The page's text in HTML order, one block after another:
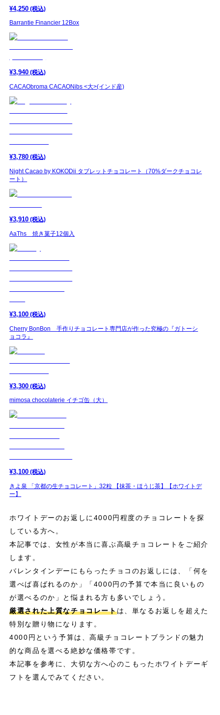
¥4,250 (税込)
Barrantie Financier 12Box
¥3,940 (税込)
CACAObroma CACAONibs <大>(インド産)
¥3,780 (税込)
Night Cacao by KOKODii タブレットチョコレート（70%ダークチョコレ
ート）
¥3,910 (税込)
AaThs 焼き菓子12個入
¥3,100 (税込)
Cherry BonBon 手作りチョコレート専門店が作った究極の『ガトーシ
ョコラ』
¥3,300 (税込)
mimosa chocolaterie イチゴ缶（大）
¥3,100 (税込)
きよ泉 「京都の生チョコレート」32粒 【抹茶・ほうじ茶】【ホワイトデ
ー】
ホワイトデーのお返しに4000円程度のチョコレートを探
している方へ。
本記事では、女性が本当に喜ぶ高級チョコレートをご紹介
します。
バレンタインデーにもらったチョコのお返しには、「何を
選べば喜ばれるのか」「4000円の予算で本当に良いもの
が選べるのか」と悩まれる方も多いでしょう。
厳選された上質なチョコレートは、単なるお返しを超えた
特別な贈り物になります。
4000円という予算は、高級チョコレートブランドの魅力
的な商品を選べる絶妙な価格帯です。
本記事を参考に、大切な方へ心のこもったホワイトデーギ
フトを選んでみてください。